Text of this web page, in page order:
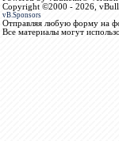
Copyright ©2000 - 2026,
vB.Sponsors
Отправляя любую форму на
Все материалы могут